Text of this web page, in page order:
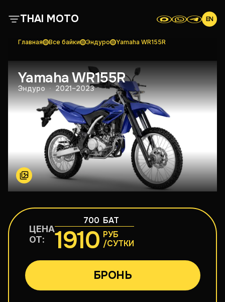
THAI MOTO EN
О нас
Все байки
Отзывы
Контакты
Условия аренды
Скутеры
110–160 см³
Макси-скутеры
300–750 см³
Главная Все байки Эндуро Yamaha WR155R
Yamaha WR155R
Эндуро · 2021–2023
ЦЕНА
ОТ:
700 БАТ
1910 РУБ
/СУТКИ
БРОНЬ